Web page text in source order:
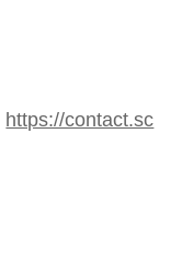
https://contact.sc